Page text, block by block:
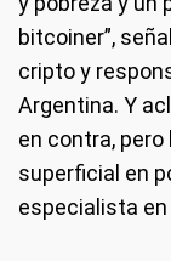
bitcoiner”,
cripto y
Argentina. Y
en contra,
superficial en
especialista en